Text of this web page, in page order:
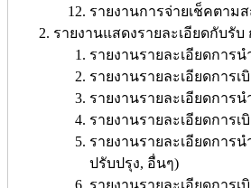
รายงานการจ่ายเช็คตามส
รายงานแสดงรายละเอียดกับรับ
รายงานรายละเอียดการ
รายงานรายละเอียดการ
รายงานรายละเอียดการ
รายงานรายละเอียดการ
รายงานรายละเอียดการ
ปรับปรุง, อื่นๆ)